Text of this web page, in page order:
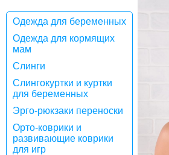
Одежда для беременных
Одежда для кормящих
мам
Слинги
Слингокуртки и куртки
для беременных
Эрго-рюкзаки переноски
Орто-коврики и
развивающие коврики
для игр